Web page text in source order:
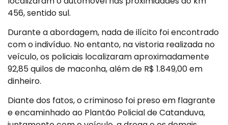
456, sentido sul.
Durante a abordagem, nada de ilícito foi encontrado
com o indivíduo. No entanto, na vistoria realizada no
veículo, os policiais localizaram aproximadamente
92,85 quilos de maconha, além de R$ 1.849,00 em
dinheiro.
Diante dos fatos, o criminoso foi preso em flagrante
e encaminhado ao Plantão Policial de Catanduva,